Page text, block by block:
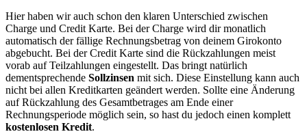
Hier haben wir auch schon den klaren Unterschied zwischen
Charge und Credit Karte. Bei der Charge wird dir monatlich
automatisch der fällige Rechnungsbetrag von deinem Girokonto
abgebucht. Bei der Credit Karte sind die Rückzahlungen meist
vorab auf Teilzahlungen eingestellt. Das bringt natürlich
dementsprechende Sollzinsen mit sich. Diese Einstellung kann auch
nicht bei allen Kreditkarten geändert werden. Sollte eine Änderung
auf Rückzahlung des Gesamtbetrages am Ende einer
Rechnungsperiode möglich sein, so hast du jedoch einen komplett
kostenlosen Kredit.